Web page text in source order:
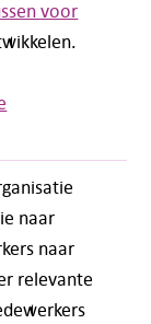
voor
naar
naar
relevante